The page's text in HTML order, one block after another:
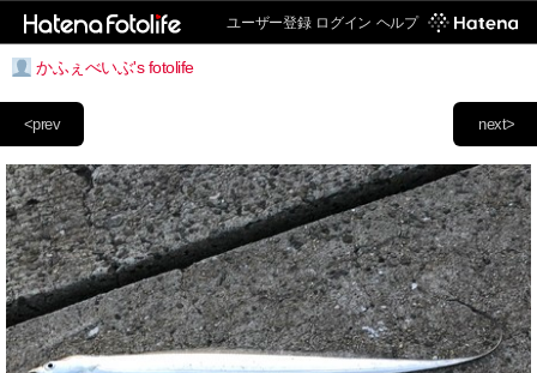
ユーザー登録 ログイン ヘルプ
かふぇべいぶ's fotolife
next>
<prev